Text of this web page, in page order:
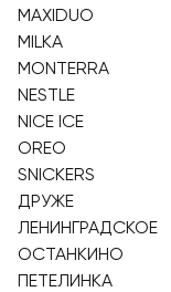
MAXIDUO
MILKA
MONTERRA
NESTLE
NICE ICE
OREO
SNICKERS
ДРУЖЕ
ЛЕНИНГРАДСКОЕ
ОСТАНКИНО
ПЕТЕЛИНКА